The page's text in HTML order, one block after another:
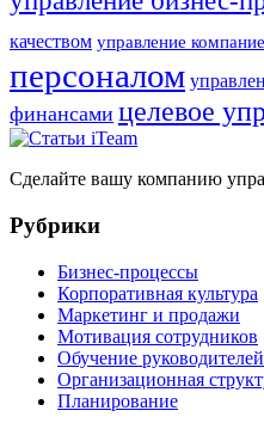
качеством управление
персоналом
финансами целевое
Сделайте вашу компанию
Рубрики
Бизнес-процессы
Корпоративная культура
Маркетинг и продажи
Мотивация сотрудников
Обучение руководителей
Организационная
Планирование